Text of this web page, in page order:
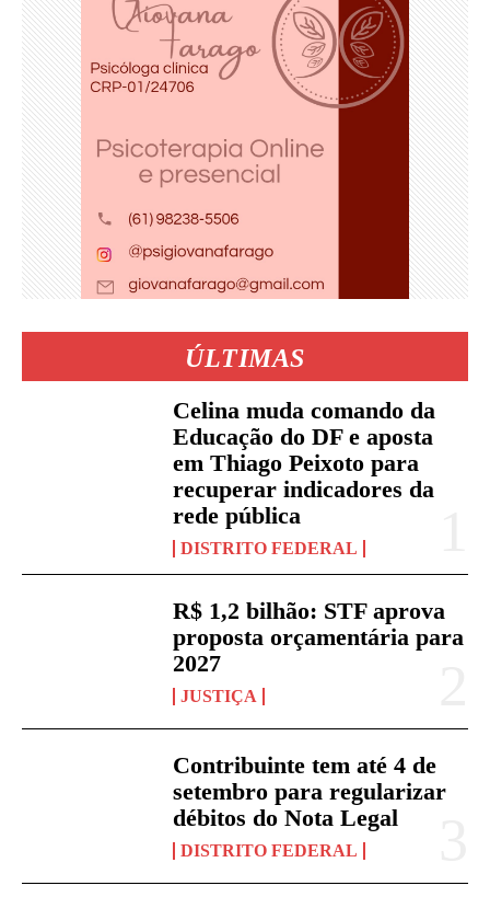
ÚLTIMAS
Celina muda comando da
Educação do DF e aposta
em Thiago Peixoto para
recuperar indicadores da
rede pública
DISTRITO FEDERAL
R$ 1,2 bilhão: STF aprova
proposta orçamentária para
2027
JUSTIÇA
Contribuinte tem até 4 de
setembro para regularizar
débitos do Nota Legal
DISTRITO FEDERAL